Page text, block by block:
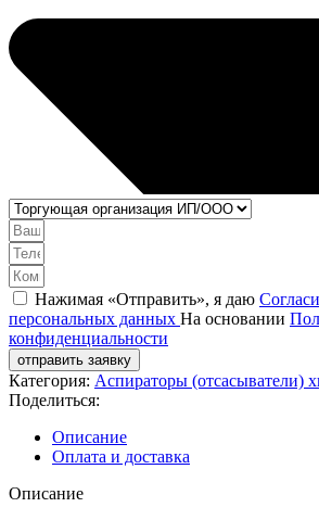
Нажимая «Отправить», я даю
персональных данных На основании
конфиденциальности
отправить заявку
Категория: Аспираторы (отсасыватели)
Поделиться:
Описание
Оплата и доставка
Описание